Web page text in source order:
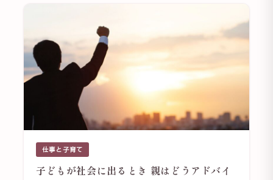
仕事と子育て
子どもが社会に出るとき 親はどうアドバイ